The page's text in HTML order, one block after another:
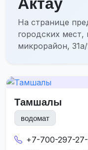
На странице
городских мест,
микрорайон,
Тамшалы
водомат
+7-700-297-